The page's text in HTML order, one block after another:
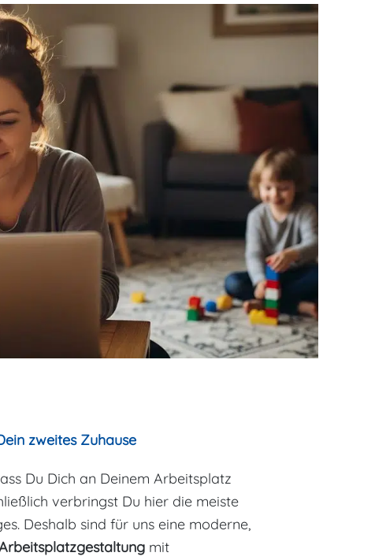
zweites Zuhause
Du Dich an Deinem Arbeitsplatz
verbringst Du hier die meiste
Deshalb sind für uns eine moderne,
mit